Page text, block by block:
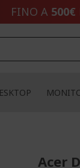
FINO A 500€
Acer